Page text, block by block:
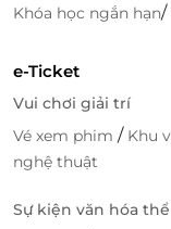
Khóa học ngắn hạn/
e-Ticket
Vui chơi giải trí
Vé xem phim / Khu
nghệ thuật
Sự kiện văn hóa